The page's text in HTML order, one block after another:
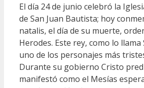
El día 24 de junio celebró la
de San Juan Bautista; hoy
natalis, el día de su muerte,
Herodes. Este rey, como lo llama
uno de los personajes más
Durante su gobierno Cristo
manifestó como el Mesías